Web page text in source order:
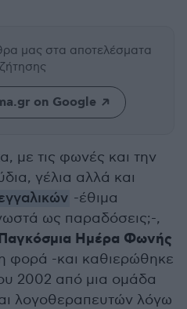
μας στα αποτελέσματα
on Google
με τις φωνές και την
γέλια αλλά και
-έθιμα
ως παραδόσεις;-,
Ημέρα Φωνής
φορά -και καθιερώθηκε
2002 από μια ομάδα
λογοθεραπευτών λόγω